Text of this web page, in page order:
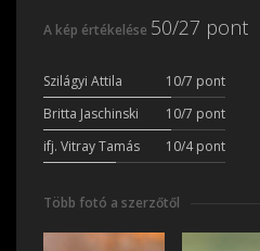
A kép értékelése 50/27 pont
Szilágyi Attila 10/7 pont
Britta Jaschinski
10/7 pont
ifj. Vitray Tamás
10/4 pont
Több fotó a szerzőtől